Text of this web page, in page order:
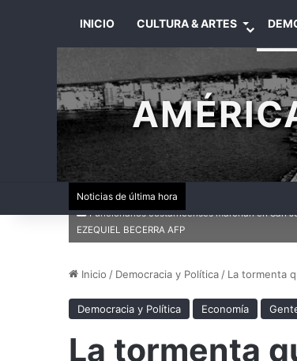
INICIO CULTURA & ARTES
Noticias de última hora
Funcionarios costarricenses marchan en San
EZEQUIEL BECERRA AFP
Inicio / Democracia y Política / La tormenta
Democracia y Política Economía
La tormenta